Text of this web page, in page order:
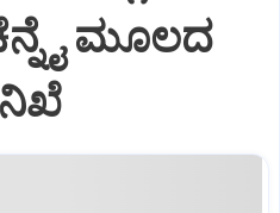
ಮೂಲದ